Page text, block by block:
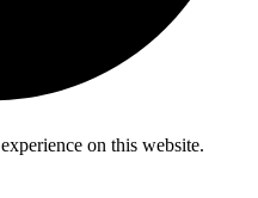
on this website.